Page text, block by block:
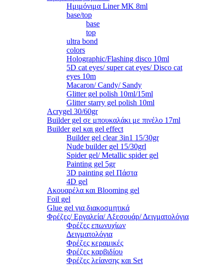
Ημιμόνιμα Liner ΜΚ 8ml
base/top
base
top
ultra bond
colors
Holographic/Flashing disco 10ml
5D cat eyes/ super cat eyes/ Disco cat
eyes 10m
Macaron/ Candy/ Sandy
Glitter gel polish 10ml/15ml
Glitter starry gel polish 10ml
Acrygel 30/60gr
Builder gel σε μπουκαλάκι με πινέλο 17ml
Builder gel και gel effect
Builder gel clear 3in1 15/30gr
Nude builder gel 15/30grl
Spider gel/ Metallic spider gel
Painting gel 5gr
3D painting gel Πάστα
4D gel
Ακουαρέλα και Blooming gel
Foil gel
Glue gel για διακοσμητικά
Φρέζες/ Εργαλεία/ Αξεσουάρ/ Δειγματολόγια
Φρέζες επωνυχίων
Δειγματολόγια
Φρέζες κεραμικές
Φρέζες καρβιδίου
Φρέζες λείανσης και Set